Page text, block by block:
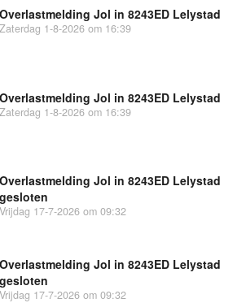
Overlastmelding Jol in 8243ED Lelystad
Zaterdag 1-8-2026 om 16:39
Overlastmelding Jol in 8243ED Lelystad
Zaterdag 1-8-2026 om 16:39
Overlastmelding Jol in 8243ED Lelystad
gesloten
Vrijdag 17-7-2026 om 09:32
Overlastmelding Jol in 8243ED Lelystad
gesloten
Vrijdag 17-7-2026 om 09:32